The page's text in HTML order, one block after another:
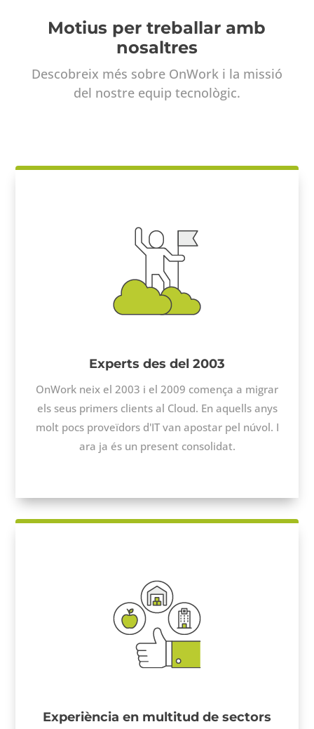
Motius per treballar amb
nosaltres
Descobreix més sobre OnWork i la missió
del nostre equip tecnològic.
Experts des del 2003
OnWork neix el 2003 i el 2009 comença a migrar
els seus primers clients al Cloud. En aquells anys
molt pocs proveïdors d'ITvan apostar pel núvol. I
ara ja és un present consolidat.
Experiència en multitud de sectors